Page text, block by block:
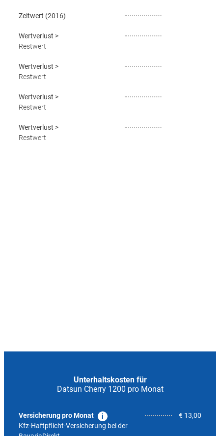
Zeitwert (2016)
Wertverlust >
Restwert
Wertverlust >
Restwert
Wertverlust >
Restwert
Wertverlust >
Restwert
Unterhaltskosten für
Datsun Cherry 1200 pro Monat
Versicherung pro Monat
Kfz-Haftpflicht-Versicherung bei der
€ 13,00